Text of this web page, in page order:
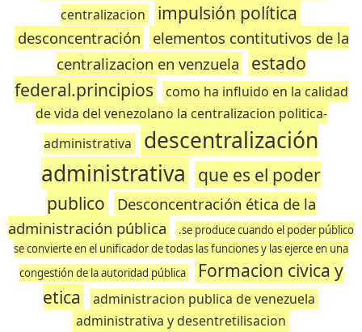
centralizacion
impulsión política
desconcentración
elementos contitutivos de la
centralizacion en venzuela
estado
federal.principios
como ha influido en la calidad
de vida del venezolano la centralizacion politica-
administrativa
descentralización
administrativa
que es el poder
publico
Desconcentración ética de la
administración pública
.se produce cuando el poder público
se convierte en el unificador de todas las funciones y las ejerce en una
congestión de la autoridad pública
Formacion civica y
etica
administracion publica de venezuela
administrativa y desentretilisacion